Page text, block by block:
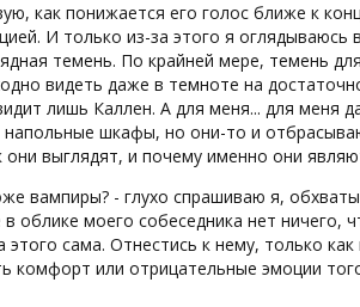
как понижается его голос ближе к
И только из-за этого я
темень. По крайней мере, темень
видеть даже в темноте на
лишь Каллен. А для меня... для меня
шкафы, но они-то и
они выглядят, и почему именно они
вампиры? - глухо спрашиваю я,
облике моего собеседника нет ничего,
этого сама. Отнестись к нему, только
комфорт или отрицательные эмоции